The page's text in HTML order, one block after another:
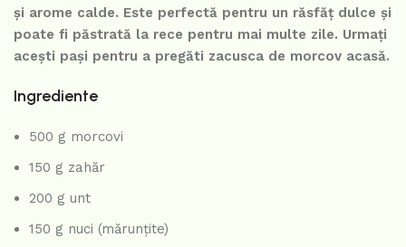
și arome calde. Este perfectă pentru un răsfăț dulce și
poate fi păstrată la rece pentru mai multe zile. Urmați
acești pași pentru a pregăti zacusca de morcov acasă.
Ingrediente
500 g morcovi
150 g zahăr
200 g unt
150 g nuci (mărunțite)